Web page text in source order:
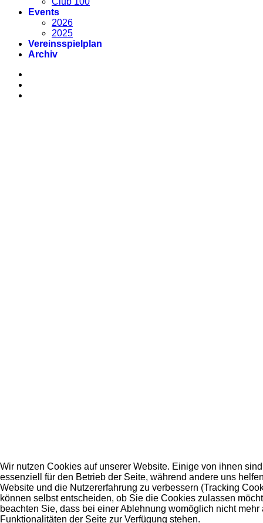
Events
2026
2025
Vereinsspielplan
Archiv
Wir nutzen Cookies auf unserer Website. Einige von ihnen sind
essenziell für den Betrieb der Seite, während andere uns
Website und die Nutzererfahrung zu verbessern (Tracking
können selbst entscheiden, ob Sie die Cookies zulassen
beachten Sie, dass bei einer Ablehnung womöglich nicht mehr
Funktionalitäten der Seite zur Verfügung stehen.